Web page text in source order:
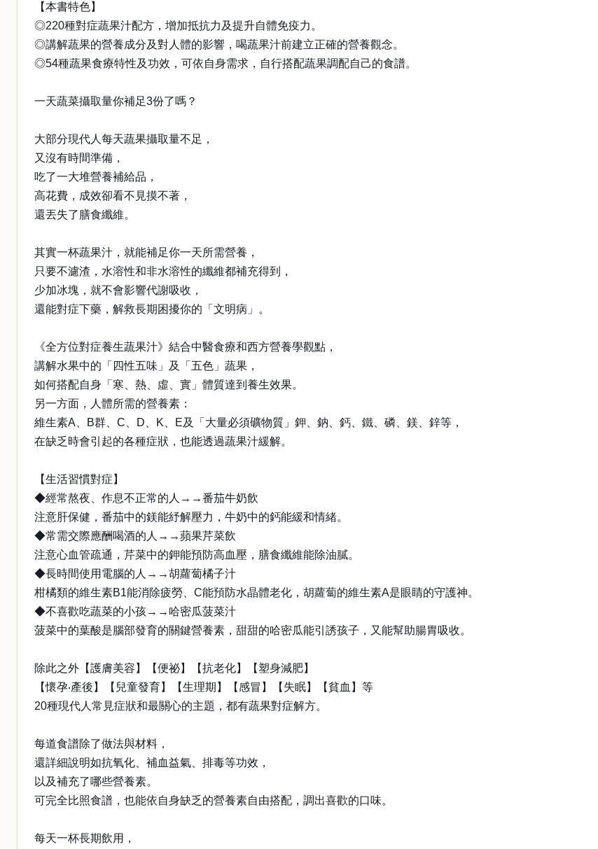
【本書特色】
◎220種對症蔬果汁配方，增加抵抗力及提升自體免疫力。
◎講解蔬果的營養成分及對人體的影響，喝蔬果汁前建立正確的營養觀念。
◎54種蔬果食療特性及功效，可依自身需求，自行搭配蔬果調配自己的食譜。
一天蔬菜攝取量你補足3份了嗎？
大部分現代人每天蔬果攝取量不足，
又沒有時間準備，
吃了一大堆營養補給品，
高花費，成效卻看不見摸不著，
還丟失了膳食纖維。
其實一杯蔬果汁，就能補足你一天所需營養，
只要不濾渣，水溶性和非水溶性的纖維都補充得到，
少加冰塊，就不會影響代謝吸收，
還能對症下藥，解救長期困擾你的「文明病」。
《全方位對症養生蔬果汁》結合中醫食療和西方營養學觀點，
講解水果中的「四性五味」及「五色」蔬果，
如何搭配自身「寒、熱、虛、實」體質達到養生效果。
另一方面，人體所需的營養素：
維生素A、B群、C、D、K、E及「大量必須礦物質」鉀、鈉、鈣、鐵、磷、鎂、鋅等，
在缺乏時會引起的各種症狀，也能透過蔬果汁緩解。
【生活習慣對症】
◆經常熬夜、作息不正常的人→→番茄牛奶飲
注意肝保健，番茄中的鎂能紓解壓力，牛奶中的鈣能緩和情緒。
◆常需交際應酬喝酒的人→→蘋果芹菜飲
注意心血管疏通，芹菜中的鉀能預防高血壓，膳食纖維能除油膩。
◆長時間使用電腦的人→→胡蘿蔔橘子汁
柑橘類的維生素B1能消除疲勞、C能預防水晶體老化，胡蘿蔔的維生素A是眼睛的守護神。
◆不喜歡吃蔬菜的小孩→→哈密瓜菠菜汁
菠菜中的葉酸是腦部發育的關鍵營養素，甜甜的哈密瓜能引誘孩子，又能幫助腸胃吸收。
除此之外【護膚美容】【便祕】【抗老化】【塑身減肥】
【懷孕‧產後】【兒童發育】【生理期】【感冒】【失眠】【貧血】等
20種現代人常見症狀和最關心的主題，都有蔬果對症解方。
每道食譜除了做法與材料，
還詳細說明如抗氧化、補血益氣、排毒等功效，
以及補充了哪些營養素。
可完全比照食譜，也能依自身缺乏的營養素自由搭配，調出喜歡的口味。
每天一杯長期飲用，